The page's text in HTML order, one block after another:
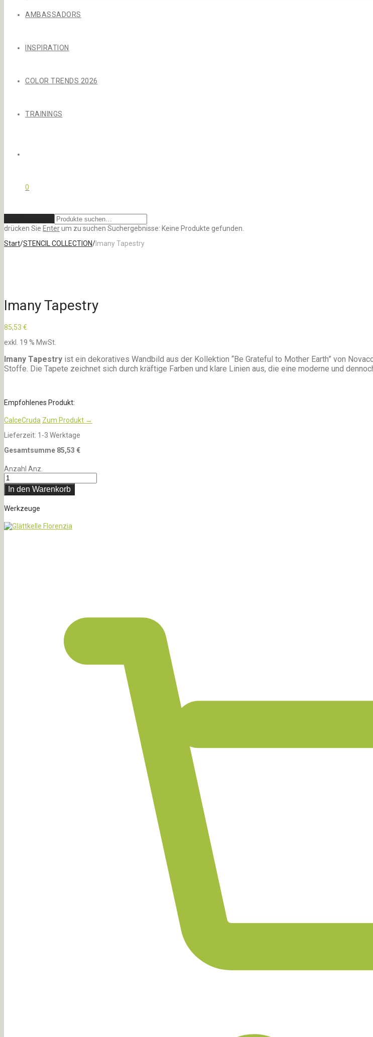
AMBASSADORS
INSPIRATION
COLOR TRENDS 2026
TRAININGS
0
drücken Sie Enterum zu suchen Suchergebnisse: Keine Produkte gefunden.
Start/STENCIL COLLECTION/ Imany Tapestry
Imany Tapestry
85,53 €
exkl. 19 % MwSt.
Imany Tapestry ist ein dekoratives Wandbild aus der Kollektion “Be Grateful to Mother Earth” von
Stoffe. Die Tapete zeichnet sich durch kräftige Farben und klare Linien aus, die eine moderne und
Empfohlenes Produkt:
CalceCruda Zum Produkt →
Lieferzeit: 1-3 Werktage
Gesamtsumme 85,53 €
Anzahl Anz.
In den Warenkorb
Werkzeuge